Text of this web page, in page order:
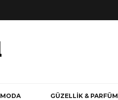
MODA GÜZELLİK & PARFÜM